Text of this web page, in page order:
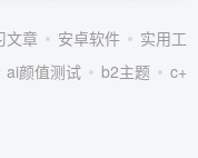
文章 安卓软件
实用工
ai颜值测试 b2主题
c++